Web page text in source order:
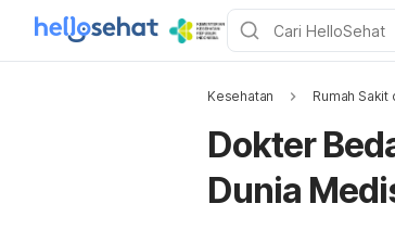
Kesehatan Rumah Sakit
Dokter
Dunia